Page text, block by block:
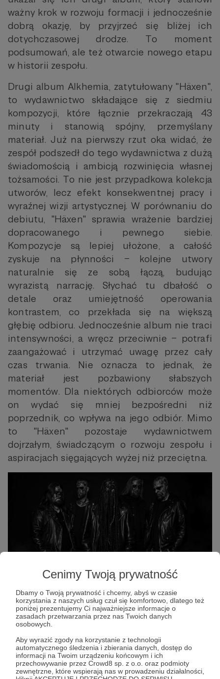
Cenimy Twoją prywatność
Dbamy o Twoją prywatność i chcemy, abyś w czasie
korzystania z naszych usług czuł się komfortowo, dlatego też
poniżej prezentujemy Ci najważniejsze informacje o
zasadach przetwarzania przez nas Twoich danych
osobowych.
Aby wyrazić zgody na korzystanie z technologii
automatycznego śledzenia i zbierania danych, dostęp do
informacji na Twoim urządzeniu końcowym i ich
przechowywanie przez Crowd8 sp. z o.o. oraz podmioty
zewnętrzne, które wspierają nas w prowadzeniu działalności,
ważny krok w rozwoju formacji i jednocześnie
dobrą okazję, by przyjrzeć się bliżej ich
dotychczasowej drodze. To moment
podsumowań, ale też otwarcie nowego etapu
w historii zespołu.
Drugi album Alkhemia, zatytułowany "Häxen",
to wydawnictwo składające się z siedmiu
kompozycji, które łącznie przekraczają 43
minuty i stanowią spójny, przemyślany
materiał. Już na pierwszy rzut oka widać, że
zespół podszedł do tego wydawnictwa z dużą
świadomością i ambicją rozwinięcia własnej
tożsamości. To nie jest przypadkowa kolekcja
utworów, lecz efekt konsekwentnej pracy i
wyraźnej wizji artystycznej. W porównaniu do
debiutu, "Häxen" sprawia wrażenie bardziej
dopracowanego i pewnego siebie.
Kompozycje są lepiej ułożone, a całość
zyskuje na płynności – kolejne utwory
naturalnie się ze sobą łączą, budując
wyrazistą narrację. Słychać tu dbałość o
detale oraz umiejętność operowania
kontrastem, co przekłada się na większą
głębię odbioru. Jednocześnie album nie traci
intensywności, a wręcz przeciwnie – potrafi
zaangażować i utrzymać uwagę przez cały
czas trwania. Nie oznacza to jednak, że
materiał jest pozbawiony słabszych
momentów. Dla niektórych odbiorców może
on wydać się mniej bezpośredni niż
poprzednik, co wpływa na jego odbiór. Mimo
to "Häxen" pozostaje wydawnictwem
dojrzałym, świadczącym o rozwoju zespołu i
aspiracjach sięgających wyżej niż przeciętna.
Lista utworów:
1. Zeitgeist
2. Excressence
3. Hissing Ratz